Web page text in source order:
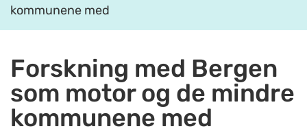
kommunene med
Forskning med Bergen
som motor og de mindre
kommunene med